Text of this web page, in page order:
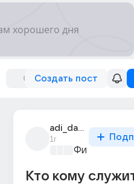
Создать пост
adi_das_148
1г
Кто кому